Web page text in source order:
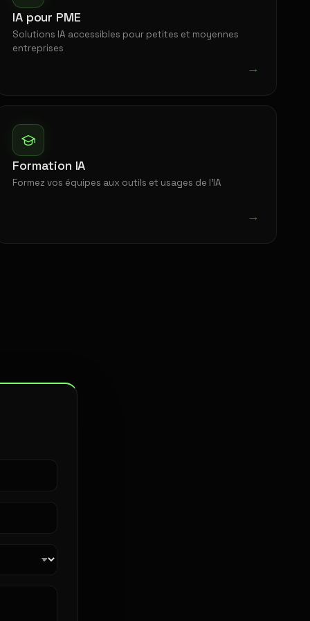
IA pour PME
Solutions IA accessibles pour petites et moyennes
entreprises
→
Formation IA
Formez vos équipes aux outils et usages de l'IA
→